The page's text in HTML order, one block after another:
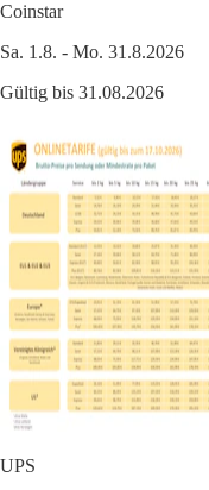
Coinstar
Sa. 1.8. - Mo. 31.8.2026
Gültig bis 31.08.2026
UPS